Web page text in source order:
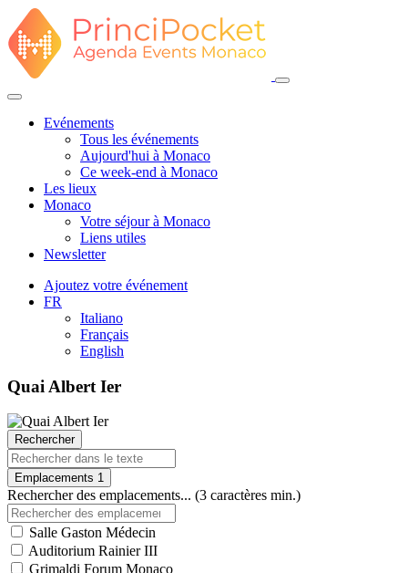
Evénements
Tous les événements
Aujourd'hui à Monaco
Ce week-end à Monaco
Les lieux
Monaco
Votre séjour à Monaco
Liens utiles
Newsletter
Ajoutez votre événement
FR
Italiano
Français
English
Quai Albert Ier
Rechercher
Emplacements 1
Rechercher des emplacements... (3 caractères min.)
Salle Gaston Médecin
Auditorium Rainier III
Grimaldi Forum Monaco